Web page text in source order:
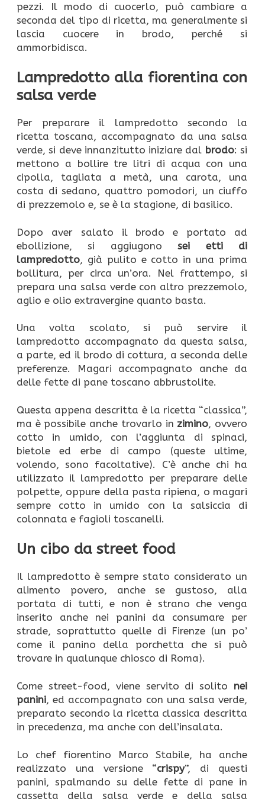
pezzi. Il modo di cuocerlo, può cambiare a
seconda del tipo di ricetta, ma generalmente si
lascia cuocere in brodo, perché si
ammorbidisca.
Lampredotto alla fiorentina con
salsa verde
Per preparare il lampredotto secondo la
ricetta toscana, accompagnato da una salsa
verde, si deve innanzitutto iniziare dal brodo: si
mettono a bollire tre litri di acqua con una
cipolla, tagliata a metà, una carota, una
costa di sedano, quattro pomodori, un ciuffo
di prezzemolo e, se è la stagione, di basilico.
Dopo aver salato il brodo e portato ad
ebollizione, si aggiugonosei etti di
lampredotto, già pulito e cotto in una prima
bollitura, per circa un’ora. Nel frattempo, si
prepara una salsa verde con altro prezzemolo,
aglio e olio extravergine quanto basta.
Una volta scolato, si può servire il
lampredotto accompagnato da questa salsa,
a parte, ed il brodo di cottura, a seconda delle
preferenze. Magari accompagnato anche da
delle fette di pane toscano abbrustolite.
Questa appena descritta è la ricetta “classica”,
ma è possibile anche trovarlo in zimino, ovvero
cotto in umido, con l’aggiunta di spinaci,
bietole ed erbe di campo (queste ultime,
volendo, sono facoltative). C’è anche chi ha
utilizzato il lampredotto per preparare delle
polpette, oppure della pasta ripiena, o magari
sempre cotto in umido con la salsiccia di
colonnata e fagioli toscanelli.
Un cibo da street food
Il lampredotto è sempre stato considerato un
alimento povero, anche se gustoso, alla
portata di tutti, e non è strano che venga
inserito anche nei panini da consumare per
strade, soprattutto quelle di Firenze (un po’
come il panino della porchetta che si può
trovare in qualunque chiosco di Roma).
Come street-food, viene servito di solito nei
panini, ed accompagnato con una salsa verde,
preparato secondo la ricetta classica descritta
in precedenza, ma anche con dell’insalata.
Lo chef fiorentino Marco Stabile, ha anche
realizzato una versione “crispy”, di questi
panini, spalmando su delle fette di pane in
cassetta della salsa verde e della salsa